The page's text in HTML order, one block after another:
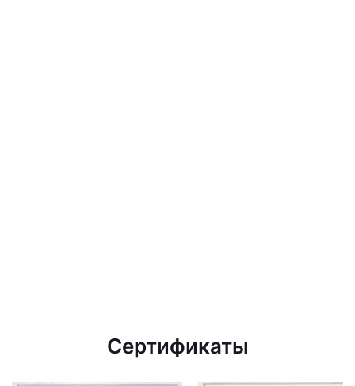
Сертификаты